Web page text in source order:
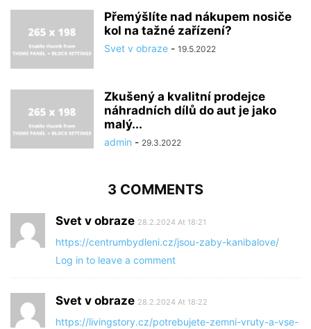
Přemýšlíte nad nákupem nosiče
kol na tažné zařízení?
Svet v obraze - 19.5.2022
Zkušený a kvalitní prodejce
náhradních dílů do aut je jako
malý...
admin - 29.3.2022
3 COMMENTS
Svet v obraze 28.2.2024 At 18:21
https://centrumbydleni.cz/jsou-zaby-kanibalove/
Log in to leave a comment
Svet v obraze 28.2.2024 At 18:22
https://livingstory.cz/potrebujete-zemni-vruty-a-vse-